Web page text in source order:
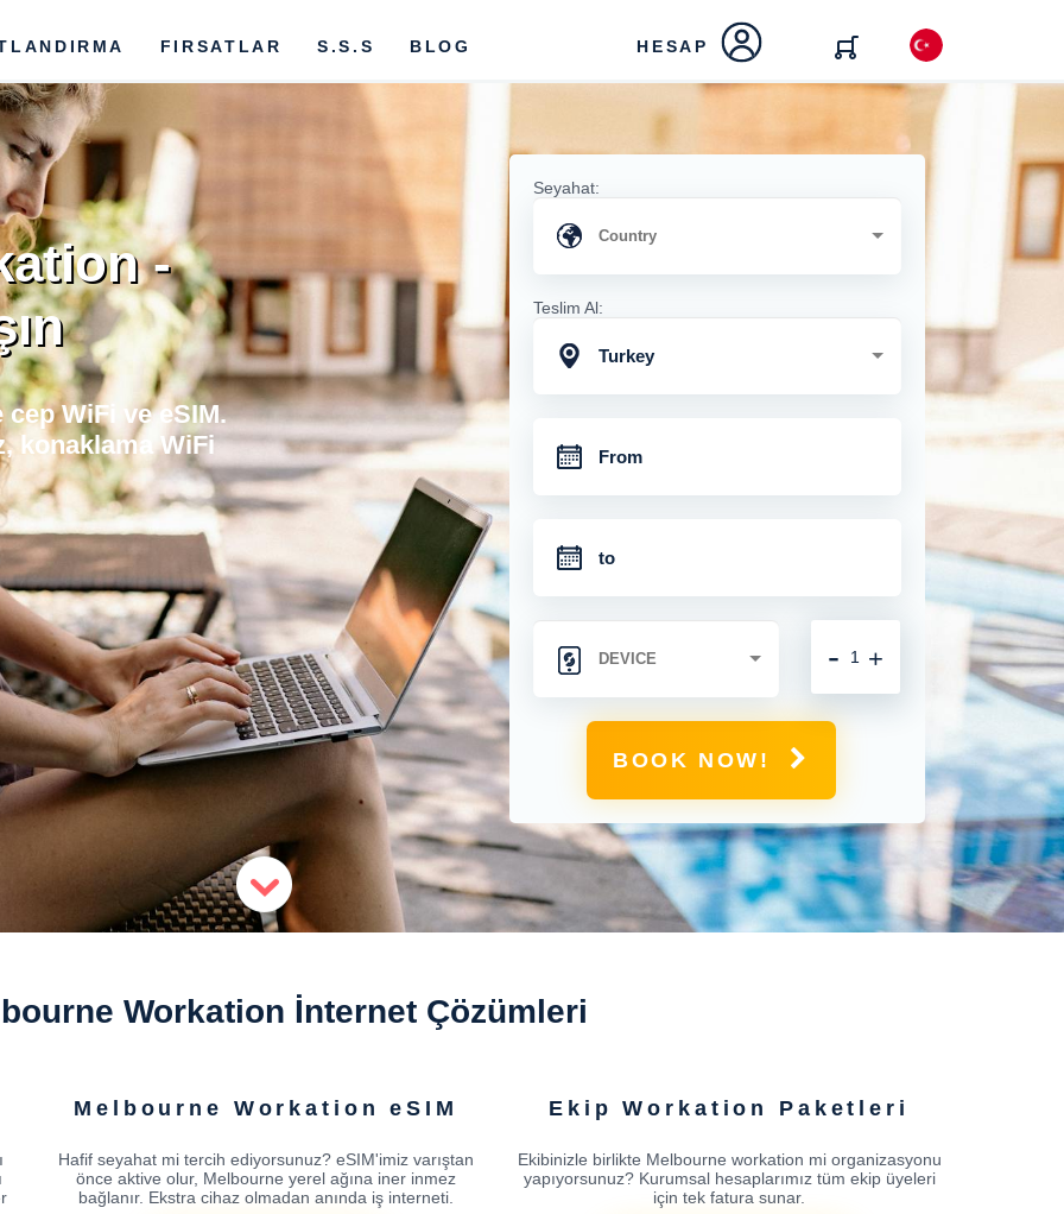
FIRSATLAR S.S.S BLOG HESAP
-
WiFi ve eSIM.
konaklama WiFi
Seyahat:
Teslim Al:
Turkey
+
-
BOOK NOW!
Workation İnternet Çözümleri
Melbourne Workation eSIM
Hafif seyahat mi tercih ediyorsunuz? eSIM'imiz varıştan
önce aktive olur, Melbourne yerel ağına iner inmez
bağlanır. Ekstra cihaz olmadan anında iş interneti.
Ekip Workation Paketleri
Ekibinizle birlikte Melbourne workation mi organizasyonu
yapıyorsunuz? Kurumsal hesaplarımız tüm ekip üyeleri
için tek fatura sunar.